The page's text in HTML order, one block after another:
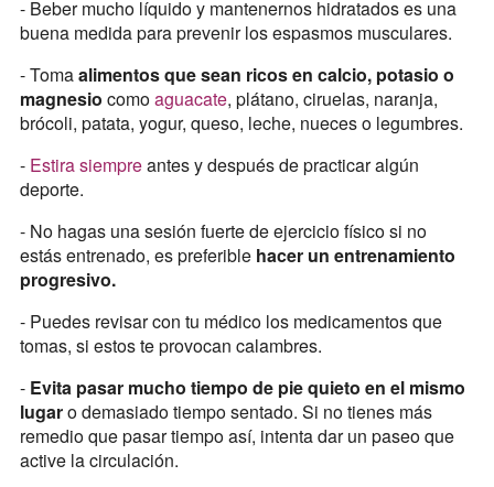
- Beber mucho líquido y mantenernos hidratados es una
buena medida para prevenir los espasmos musculares.
- Tomaalimentos que sean ricos en calcio, potasio o
magnesio comoaguacate, plátano, ciruelas, naranja,
brócoli, patata, yogur, queso, leche, nueces o legumbres.
- Estira siempreantes y después de practicar algún
deporte.
- No hagas una sesión fuerte de ejercicio físico si no
estás entrenado, es preferible hacer un entrenamiento
progresivo.
- Puedes revisar con tu médico los medicamentos que
tomas, si estos te provocan calambres.
- Evita pasar mucho tiempo de pie quieto en el mismo
lugaro demasiado tiempo sentado. Si no tienes más
remedio que pasar tiempo así, intenta dar un paseo que
active la circulación.